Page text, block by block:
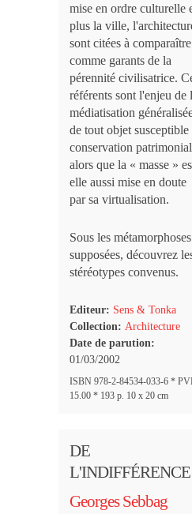
mise en ordre culturelle
plus la ville,
sont citées à comparaître
comme garants de la
pérennité civilisatrice.
référents sont l'enjeu de
médiatisation
de tout objet susceptible
conservation
alors que la « masse »
elle aussi mise en doute
par sa virtualisation.
Sous les métamorphoses
supposées, découvrez
stéréotypes convenus.
Editeur: Sens & Tonka
Collection: Architecture
Date de parution:
01/03/2002
ISBN 978-2-84534-033-6 *
15.00 * 193 p. 10 x 20 cm
DE
L'INDIFFÉRENCE
Georges Sebbag